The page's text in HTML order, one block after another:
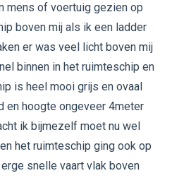
mens of voertuig gezien op
boven mij als ik een ladder
er was veel licht boven mij
binnen in het ruimteschip en
is heel mooi grijs en ovaal
en hoogte ongeveer 4meter
ik bijmezelf moet nu wel
het ruimteschip ging ook op
snelle vaart vlak boven